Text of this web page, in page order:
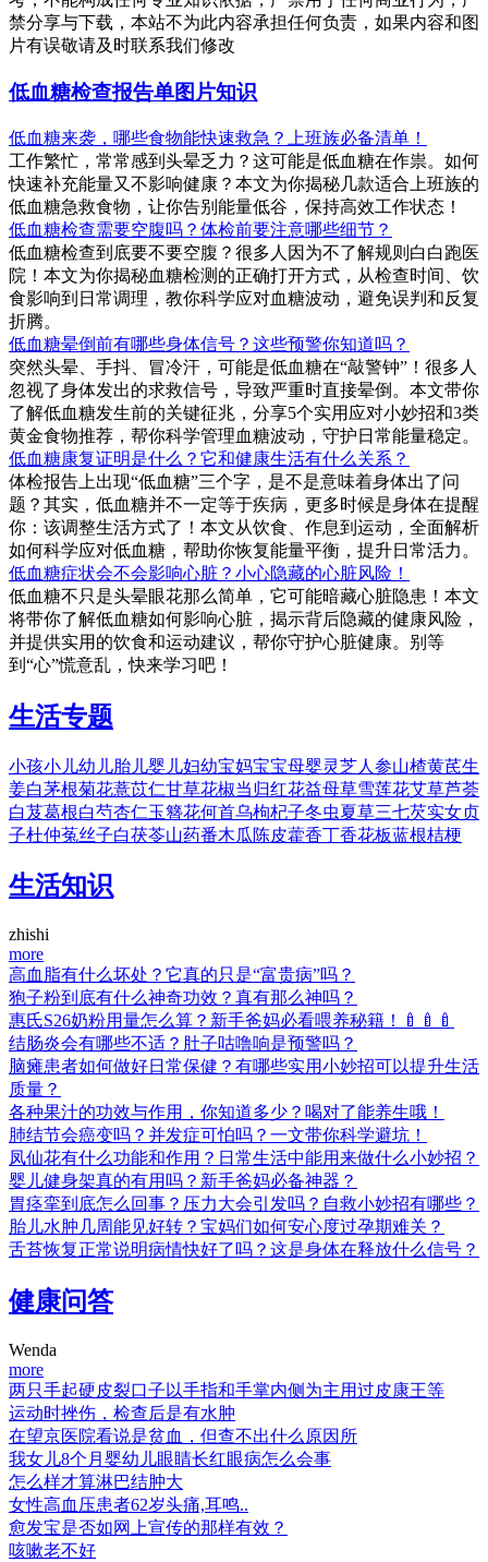
禁分享与下载，本站不为此内容承担任何负责，如果内容和图
片有误敬请及时联系我们修改
低血糖检查报告单图片知识
低血糖来袭，哪些食物能快速救急？上班族必备清单！
工作繁忙，常常感到头晕乏力？这可能是低血糖在作祟。如何
快速补充能量又不影响健康？本文为你揭秘几款适合上班族的
低血糖急救食物，让你告别能量低谷，保持高效工作状态！
低血糖检查需要空腹吗？体检前要注意哪些细节？
低血糖检查到底要不要空腹？很多人因为不了解规则白白跑医
院！本文为你揭秘血糖检测的正确打开方式，从检查时间、饮
食影响到日常调理，教你科学应对血糖波动，避免误判和反复
折腾。
低血糖晕倒前有哪些身体信号？这些预警你知道吗？
突然头晕、手抖、冒冷汗，可能是低血糖在“敲警钟”！很多人
忽视了身体发出的求救信号，导致严重时直接晕倒。本文带你
了解低血糖发生前的关键征兆，分享5个实用应对小妙招和3类
黄金食物推荐，帮你科学管理血糖波动，守护日常能量稳定。
低血糖康复证明是什么？它和健康生活有什么关系？
体检报告上出现“低血糖”三个字，是不是意味着身体出了问
题？其实，低血糖并不一定等于疾病，更多时候是身体在提醒
你：该调整生活方式了！本文从饮食、作息到运动，全面解析
如何科学应对低血糖，帮助你恢复能量平衡，提升日常活力。
低血糖症状会不会影响心脏？小心隐藏的心脏风险！
低血糖不只是头晕眼花那么简单，它可能暗藏心脏隐患！本文
将带你了解低血糖如何影响心脏，揭示背后隐藏的健康风险，
并提供实用的饮食和运动建议，帮你守护心脏健康。别等
到“心”慌意乱，快来学习吧！
生活专题
小孩小儿幼儿胎儿婴儿妇幼宝妈宝宝母婴灵芝人参山楂黄芪生
姜白茅根菊花薏苡仁甘草花椒当归红花益母草雪莲花艾草芦荟
白芨葛根白芍杏仁玉簪花何首乌枸杞子冬虫夏草三七芡实女贞
子杜仲菟丝子白茯苓山药番木瓜 陈皮藿香丁香花板蓝根桔梗
生活知识
zhishi
more
高血脂有什么坏处？它真的只是“富贵病”吗？
狍子粉到底有什么神奇功效？真有那么神吗？
惠氏S26奶粉用量怎么算？新手爸妈必看喂养秘籍！🍼🍼🍼
结肠炎会有哪些不适？肚子咕噜响是预警吗？
脑瘫患者如何做好日常保健？有哪些实用小妙招可以提升生活
质量？
各种果汁的功效与作用，你知道多少？喝对了能养生哦！
肺结节会癌变吗？并发症可怕吗？一文带你科学避坑！
凤仙花有什么功能和作用？日常生活中能用来做什么小妙招？
婴儿健身架真的有用吗？新手爸妈必备神器？
胃痉挛到底怎么回事？压力大会引发吗？自救小妙招有哪些？
胎儿水肿几周能见好转？宝妈们如何安心度过孕期难关？
舌苔恢复正常说明病情快好了吗？这是身体在释放什么信号？
健康问答
Wenda
more
两只手起硬皮裂口子以手指和手掌内侧为主用过皮康王等
运动时挫伤，检查后是有水肿
在望京医院看说是贫血，但查不出什么原因所
我女儿8个月婴幼儿眼睛长红眼病怎么会事
怎么样才算淋巴结肿大
女性高血压患者62岁头痛,耳鸣..
愈发宝是否如网上宣传的那样有效？
咳嗽老不好